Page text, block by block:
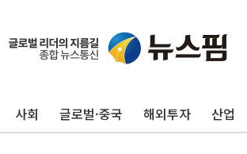
사회 글로벌·중국 해외투자 산업
125mm 폭우 쏟
평택 진위면 공
상주 낙동강 선
[종합] 김민석,